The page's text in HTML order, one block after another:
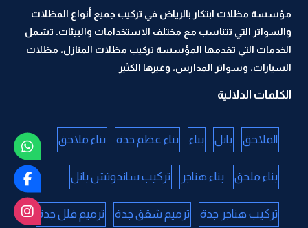
مؤسسة مظلات ابتكار بالرياض في تركيب جميع أنواع المظلات
والسواتر التي تتناسب مع مختلف الاستخدامات والبيئات. تشمل
الخدمات التي تقدمها المؤسسة تركيب مظلات المنازل، مظلات
السيارات، وسواتر المدارس، وغيرها الكثير
الكلمات الدلالية
الملاحق بانل بناء بناء عظم جدة بناء ملاحق
بناء ملحق بناء هناجر تركيب ساندوتش بانل
تركيب هناجر جدة ترميم شقق جدة ترميم فلل جدة